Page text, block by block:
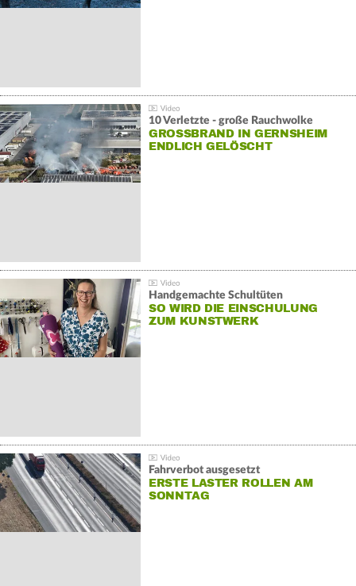
10 Verletzte - große Rauchwolke
GROSSBRAND IN GERNSHEIM E
NDLICH GELÖSCHT
Handgemachte Schultüten
SO WIRD DIE EINSCHULUNG
ZUM KUNSTWERK
Fahrverbot ausgesetzt
ERSTE LASTER ROLLEN AM
SONNTAG